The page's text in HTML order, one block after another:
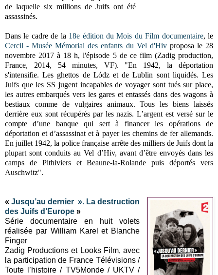
de laquelle six millions de Juifs ont été
assassinés.
Dans le cadre de la 18e édition du Mois du Film documentaire, le
Cercil - Musée Mémorial des enfants du Vel d'Hivproposa le 28
novembre 2017 à 18 h, l'épisode 5 de ce film (Zadig production,
France, 2014, 54 minutes, VF). "En 1942, la déportation
s'intensifie. Les ghettos de Lódz et de Lublin sont liquidés. Les
Juifs que les SS jugent incapables de voyager sont tués sur place,
les autres embarqués vers les gares et entassés dans des wagons à
bestiaux comme de vulgaires animaux. Tous les biens laissés
derrière eux sont récupérés par les nazis. L’argent est versé sur le
compte d’une banque qui sert à financer les opérations de
déportation et d’assassinat et à payer les chemins de fer allemands.
En juillet 1942, la police française arrête des milliers de Juifs dont la
plupart sont conduits au Vel d’Hiv, avant d’être envoyés dans les
camps de Pithiviers et Beaune-la-Rolande puis déportés vers
Auschwitz".
«Jusqu’au dernier ». La destruction
des Juifs d’Europe »
Série documentaire en huit volets
réalisée par William Karel et Blanche
Finger
Zadig Productions et Looks Film, avec
la participation de France Télévisions /
Toute l’histoire / TV5Monde / UKTV /